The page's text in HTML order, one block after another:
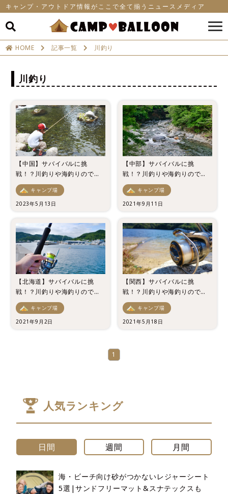
キャンプ・アウトドア情報がここで全て揃うニュースメディア
HOME 記事一覧 川釣り
川釣り
【中国】サバイバルに挑
戦！？川釣りや海釣りのでき
るキャンプ場5選！
キャンプ場
2023年5月13日
【中部】サバイバルに挑
戦！？川釣りや海釣りのでき
るキャンプ場5選！
キャンプ場
2021年9月11日
【北海道】サバイバルに挑
戦！？川釣りや海釣りのでき
るキャンプ場7選！
キャンプ場
2021年9月2日
【関西】サバイバルに挑
戦！？川釣りや海釣りのでき
るキャンプ場7選！
キャンプ場
2021年5月18日
1
人気ランキング
日間 週間 月間
海・ビーチ向け砂がつかないレジャーシート
5選|サンドフリーマット&スナテックスも